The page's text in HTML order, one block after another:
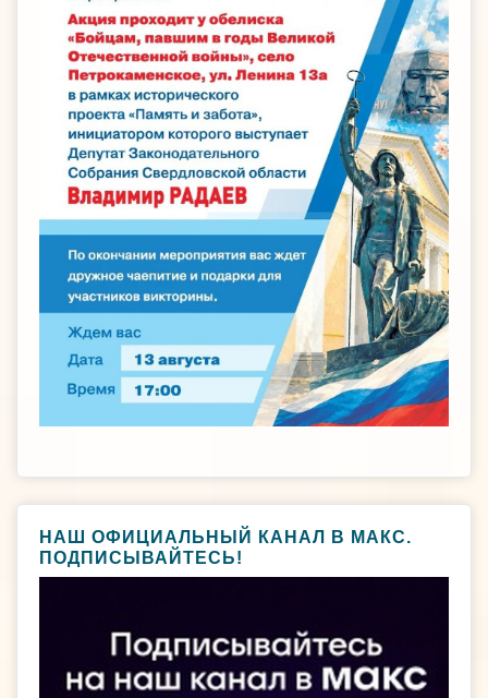
НАШ ОФИЦИАЛЬНЫЙ КАНАЛ В МАКС.
ПОДПИСЫВАЙТЕСЬ!